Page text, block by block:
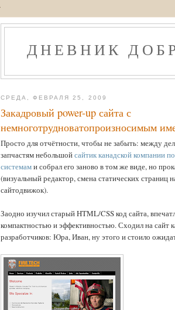
ДНЕВНИК
СРЕДА, ФЕВРАЛЯ 25, 2009
Закадровый power-up сайта с
немноготрудноватопроизносимым
Просто для отчётности, чтобы не забыть: между
запчастям небольшойсайтик канадской компании
системами собрал его заново в том же виде, но
(визуальный редактор, смена статических страниц
сайтодвижок).
Заодно изучил старый HTML/CSS код сайта,
компактностью и эффективностью. Сходил на сайт
разработчиков: Юра, Иван, ну этого и стоило